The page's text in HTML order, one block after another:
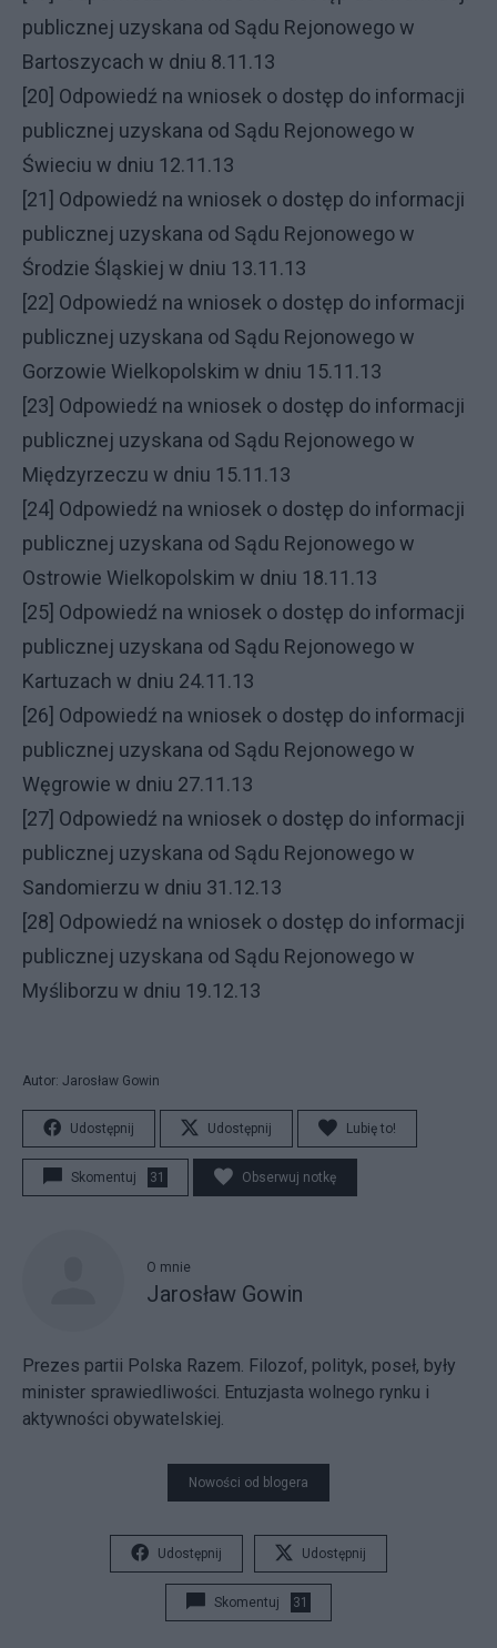
publicznej uzyskana od Sądu Rejonowego w
Bartoszycach w dniu 8.11.13
[20] Odpowiedź na wniosek o dostęp do informacji
publicznej uzyskana od Sądu Rejonowego w
Świeciu w dniu 12.11.13
[21] Odpowiedź na wniosek o dostęp do informacji
publicznej uzyskana od Sądu Rejonowego w
Środzie Śląskiej w dniu 13.11.13
[22] Odpowiedź na wniosek o dostęp do informacji
publicznej uzyskana od Sądu Rejonowego w
Gorzowie Wielkopolskim w dniu 15.11.13
[23] Odpowiedź na wniosek o dostęp do informacji
publicznej uzyskana od Sądu Rejonowego w
Międzyrzeczu w dniu 15.11.13
[24] Odpowiedź na wniosek o dostęp do informacji
publicznej uzyskana od Sądu Rejonowego w
Ostrowie Wielkopolskim w dniu 18.11.13
[25] Odpowiedź na wniosek o dostęp do informacji
publicznej uzyskana od Sądu Rejonowego w
Kartuzach w dniu 24.11.13
[26] Odpowiedź na wniosek o dostęp do informacji
publicznej uzyskana od Sądu Rejonowego w
Węgrowie w dniu 27.11.13
[27] Odpowiedź na wniosek o dostęp do informacji
publicznej uzyskana od Sądu Rejonowego w
Sandomierzu w dniu 31.12.13
[28] Odpowiedź na wniosek o dostęp do informacji
publicznej uzyskana od Sądu Rejonowego w
Myśliborzu w dniu 19.12.13
Autor: Jarosław Gowin
Udostępnij Udostępnij Lubię to!
Skomentuj 31 Obserwuj notkę
O mnie
Jarosław Gowin
Prezes partii Polska Razem. Filozof, polityk, poseł, były
minister sprawiedliwości. Entuzjasta wolnego rynku i
aktywności obywatelskiej.
Nowości od blogera
Udostępnij Udostępnij
Skomentuj 31